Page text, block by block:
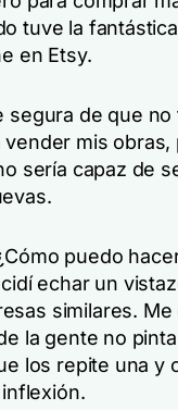
tuve la
en Etsy.
segura de que no
vender mis obras,
sería capaz de
puedo
echar un
similares. Me
la gente no
los repite una y